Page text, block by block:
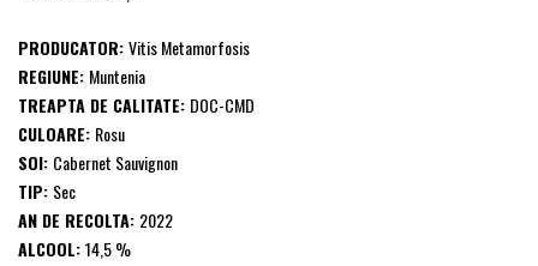
PRODUCATOR:Vitis Metamorfosis
REGIUNE: Muntenia
TREAPTA DE CALITATE: DOC-CMD
CULOARE: Rosu
SOI: Cabernet Sauvignon
TIP: Sec
AN DE RECOLTA: 2022
ALCOOL:14,5 %